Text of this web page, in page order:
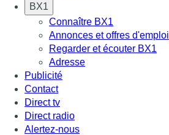
BX1
Connaître BX1
Annonces et offres d'emploi
Regarder et écouter BX1
Adresse
Publicité
Contact
Direct tv
Direct radio
Alertez-nous